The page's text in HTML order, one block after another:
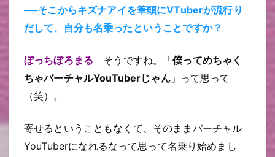
──そこからキズナアイを筆頭にVTuberが流行り
だして、自分も名乗ったということですか？
ぼっちぼろまる そうですね。「僕ってめちゃく
ちゃバーチャルYouTuberじゃん」って思って
（笑）。
寄せるということもなくて、そのままバーチャル
YouTuberになれるなって思って名乗り始めまし